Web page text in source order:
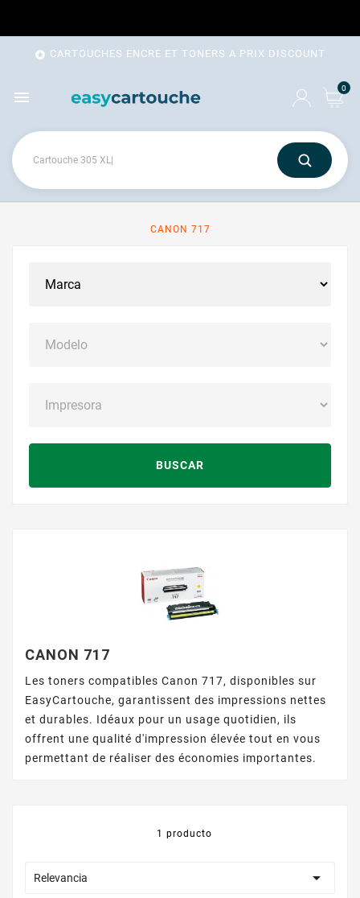
 CARTOUCHES ENCRE ET TONERS A PRIX DISCOUNT
 0
CANON 717
BUSCAR
CANON 717
Les toners compatibles Canon 717, disponibles sur
EasyCartouche, garantissent des impressions nettes
et durables. Idéaux pour un usage quotidien, ils
offrent une qualité d'impression élevée tout en vous
permettant de réaliser des économies importantes.
1 producto
Relevancia 